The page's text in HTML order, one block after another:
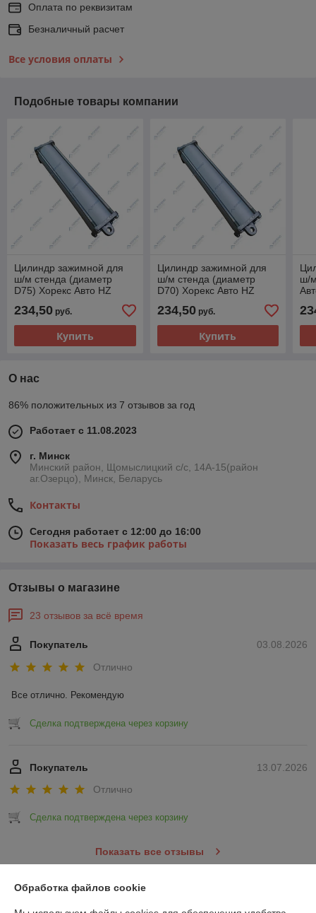
Оплата по реквизитам
Безналичный расчет
Все условия оплаты
Подобные товары компании
Цилиндр зажимной для
ш/м стенда (диаметр
D75) Хорекс Авто HZ
234,50 руб.
Купить
Цилиндр зажимной для
ш/м стенда (диаметр
D70) Хорекс Авто HZ
234,50руб.
Купить
ш/
О нас
86% положительных из 7 отзывов за год
Работает с 11.08.2023
г. Минск
Минский район, Щомыслицкий с/с, 14А-15(район
аг.Озерцо), Минск, Беларусь
Контакты
Сегодня работает с 12:00 до 16:00
Показать весь график работы
Отзывы о магазине
23 отзывов за всё время
03.08.2026
Покупатель
Отлично
Все отлично. Рекомендую
Сделка подтверждена через корзину
13.07.2026
Покупатель
Отлично
Сделка подтверждена через корзину
Показать все отзывы
Обработка файлов cookie